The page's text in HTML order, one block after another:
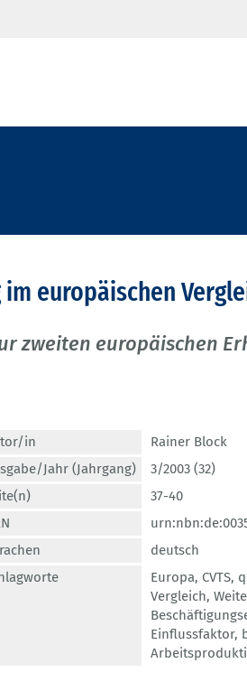
europäischen
zweiten europäischen
in
Rainer Block
Jahr (Jahrgang)
3/2003 (32)
37-40
deutsch
Europa, CVTS,
Vergleich,
Einflussfaktor,